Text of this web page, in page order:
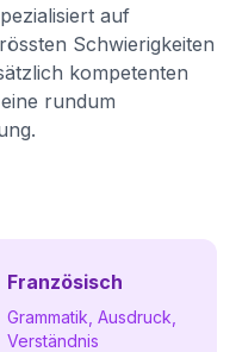
auf
Schwierigkeiten
kompetenten
rundum
Französisch
Grammatik, Ausdruck,
Verständnis